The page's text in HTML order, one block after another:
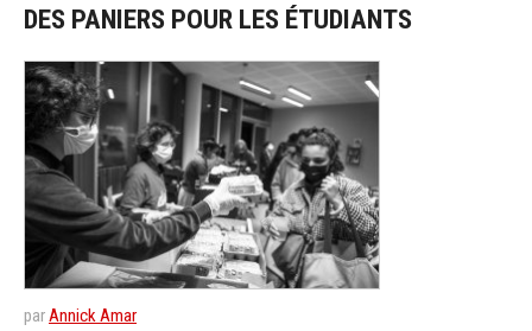
DES PANIERS POUR LES ÉTUDIANTS
parAnnick Amar